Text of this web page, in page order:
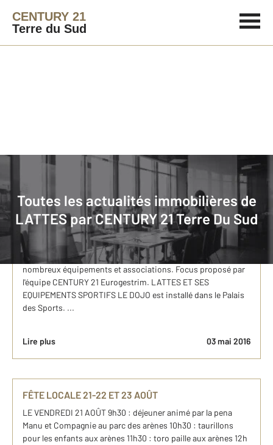
CENTURY 21
Terre du Sud
Toutes les actualités immobilières de
LATTES parCENTURY 21 Terre Du Sud
Actualités immobilières à LATTES
Lattes : côté sport
Lattes est une ville de 17 000 habitants située entre
Montpellier, Palavas-les-Flots et la Méditerranée. Les Lattois
peuvent y pratiquer le sport quotidiennement grâce aux
nombreux équipements et associations. Focus proposé par
l'équipe CENTURY 21 Eurogestrim. LATTES ET SES
EQUIPEMENTS SPORTIFS LE DOJO est installé dans le Palais
des Sports. ...
Lire plus 03 mai 2016
FÊTE LOCALE 21-22 ET 23 AOÛT
LE VENDREDI 21 AOÛT 9h30 : déjeuner animé par la pena
Manu et Compagnie au parc des arènes 10h30 : taurillons
pour les enfants aux arènes 11h30 : toro paille aux arènes 12h